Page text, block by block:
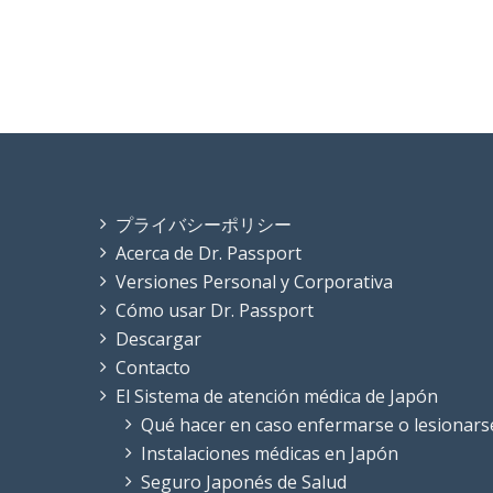
プライバシーポリシー
Acerca de Dr. Passport
Versiones Personal y Corporativa
Cómo usar Dr. Passport
Descargar
Contacto
El Sistema de atención médica de Japón
Qué hacer en caso enfermarse o
Instalaciones médicas en Japón
Seguro Japonés de Salud